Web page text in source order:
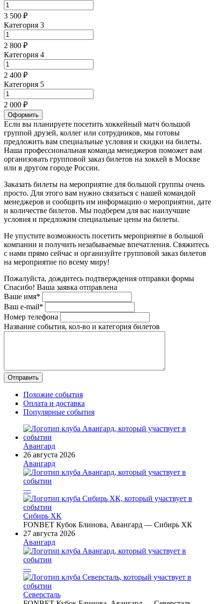
3 500 ₽
Категория 3
2 800 ₽
Категория 4
2 400 ₽
Категория 5
2 000 ₽
Оформить
Если вы планируете посетить хоккейный матч большой
группой друзей, коллег или сотрудников, мы готовы
предложить вам специальные условия и скидки на билеты.
Наша профессиональная команда менеджеров поможет вам
организовать групповой заказ билетов на хоккей в Москве
или в другом городе России.
Заказать билеты на мероприятие для большой группы очень
просто. Для этого вам нужно связаться с нашей командой
менеджеров и сообщить им информацию о мероприятии, дате
и количестве билетов. Мы подберем для вас наилучшие
условия и предложим специальные цены на билеты.
Не упустите возможность посетить мероприятие в большой
компании и получить незабываемые впечатления. Свяжитесь
с нами прямо сейчас и организуйте групповой заказ билетов
на мероприятие по всему миру!
Пожалуйста, дождитесь подтверждения отправки формы
Спасибо! Ваша заявка отправлена
Ваше имя*
Ваш e-mail*
Номер телефона
Название события, кол-во и категория билетов
Похожие события
Оплата и доставка
Популярные события
Авангард
26 августа 2026
Авангард
—
Сибирь ХК
FONBET Кубок Блинова, Авангард — Сибирь ХК
27 августа 2026
Авангард
—
Северсталь